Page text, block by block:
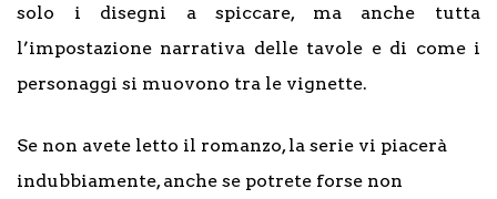
solo i disegni a spiccare, ma anche tutta
l’impostazione narrativa delle tavole e di come i
personaggi si muovono tra le vignette.
Se non avete letto il romanzo, la serie vi piacerà
indubbiamente, anche se potrete forse non